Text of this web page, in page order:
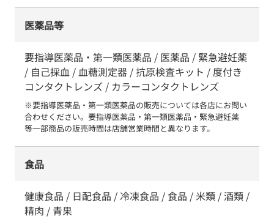
医薬品等
要指導医薬品・第一類医薬品 / 医薬品 / 緊急避妊薬
/ 自己採血 / 血糖測定器 / 抗原検査キット / 度付き
コンタクトレンズ / カラーコンタクトレンズ
※要指導医薬品・第一類医薬品の販売については各店にお問い
合わせください。要指導医薬品・第一類医薬品・緊急避妊薬
等一部商品の販売時間は店舗営業時間と異なります。
食品
健康食品 / 日配食品 / 冷凍食品 / 食品 / 米類 / 酒類 /
精肉 / 青果